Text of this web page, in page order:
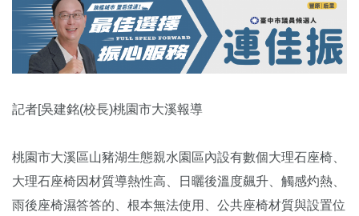
記者[吳建銘(校長)桃園市大溪報導
桃園市大溪區山豬湖生態親水園區內設有數個大理石座椅、
大理石座椅因材質導熱性高、日曬後溫度飆升、觸感灼熱、
雨後座椅濕答答的、根本無法使用、公共座椅材質與設置位